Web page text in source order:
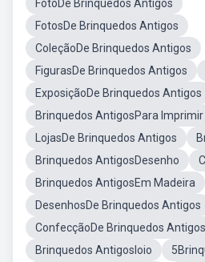
FotoDe Brinquedos Antigos
FotosDe Brinquedos Antigos
ColeçãoDe Brinquedos Antigos
FigurasDe Brinquedos Antigos
ExposiçãoDe Brinquedos Antigos
Brinquedos AntigosPara Imprimir
LojasDe Brinquedos Antigos
Brinquedos AntigosDesenho
Brinquedos AntigosEm Madeira
DesenhosDe Brinquedos Antigos
ConfecçãoDe Brinquedos Antigos
Brinquedos AntigosIoio